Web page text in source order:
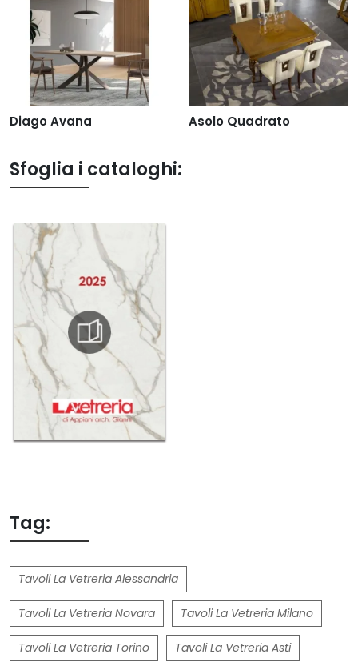
Diago Avana Asolo Quadrato
Sfoglia i cataloghi:
Tag:
Tavoli La Vetreria Alessandria
Tavoli La Vetreria Novara Tavoli La Vetreria Milano
Tavoli La Vetreria Torino Tavoli La Vetreria Asti